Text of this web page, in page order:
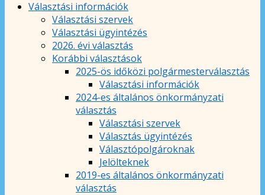
Választási információk
Választási szervek
Választási ügyintézés
2026. évi választás
Korábbi választások
2025-ös időközi polgármesterválasztás
Választási információk
2024-es általános önkormányzati
választás
Választási szervek
Választás ügyintézés
Választópolgároknak
Jelölteknek
2019-es általános önkormányzati
választás